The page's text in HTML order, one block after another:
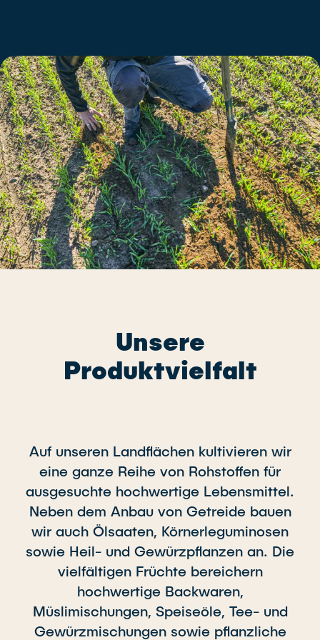
Unsere
Produktvielfalt
Auf unseren Landflächen kultivieren wir
eine ganze Reihe von Rohstoffen für
ausgesuchte hochwertige Lebensmittel.
Neben dem Anbau von Getreide bauen
wir auch Ölsaaten, Körnerleguminosen
sowie Heil- und Gewürzpflanzen an. Die
vielfältigen Früchte bereichern
hochwertige Backwaren,
Müslimischungen, Speiseöle, Tee- und
Gewürzmischungen sowie pflanzliche